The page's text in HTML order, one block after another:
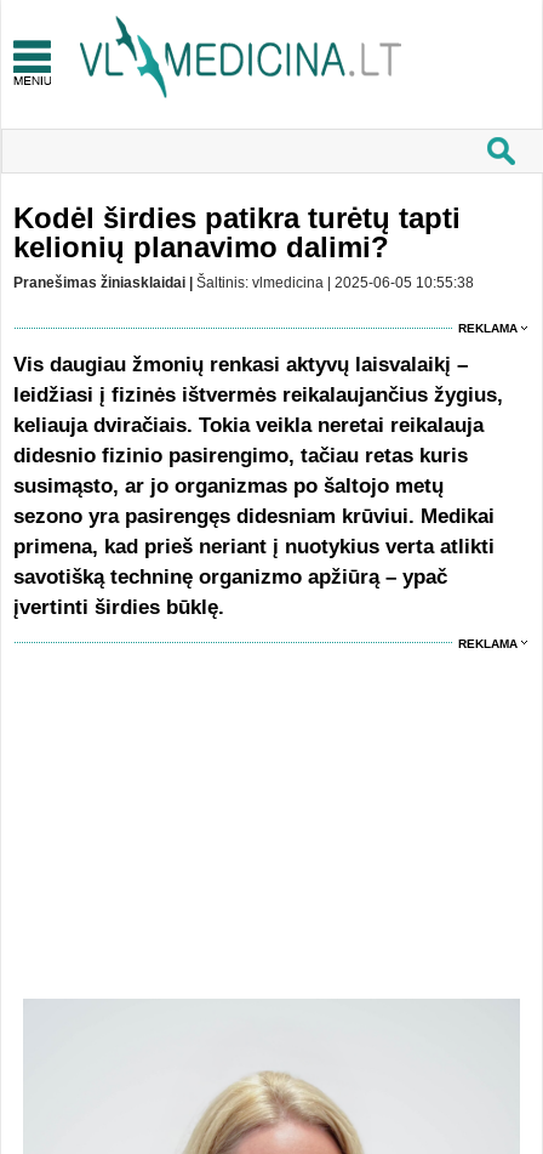
Kodėl širdies patikra turėtų tapti
kelionių planavimo dalimi?
Pranešimas žiniasklaidai | Šaltinis: vlmedicina | 2025-06-05 10:55:38
REKLAMA
Vis daugiau žmonių renkasi aktyvų laisvalaikį –
leidžiasi į fizinės ištvermės reikalaujančius žygius,
keliauja dviračiais. Tokia veikla neretai reikalauja
didesnio fizinio pasirengimo, tačiau retas kuris
susimąsto, ar jo organizmas po šaltojo metų
sezono yra pasirengęs didesniam krūviui. Medikai
primena, kad prieš neriant į nuotykius verta atlikti
savotišką techninę organizmo apžiūrą – ypač
įvertinti širdies būklę.
REKLAMA